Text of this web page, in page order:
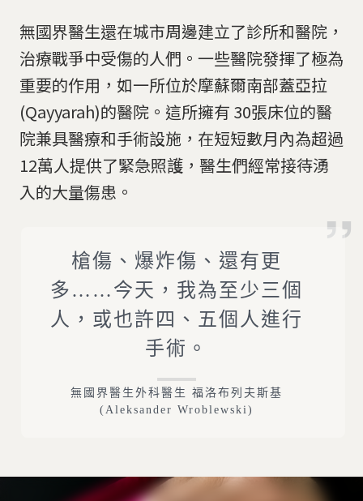
無國界醫生還在城市周邊建立了診所和醫院，
治療戰爭中受傷的人們。一些醫院發揮了極為
重要的作用，如一所位於摩蘇爾南部蓋亞拉
(Qayyarah)的醫院。這所擁有 30張床位的醫
院兼具醫療和手術設施，在短短數月內為超過
12萬人提供了緊急照護，醫生們經常接待湧
入的大量傷患。
槍傷、爆炸傷、還有更
多……今天，我為至少三個
人，或也許四、五個人進行
手術。
無國界醫生外科醫生 福洛布列夫斯基
(Aleksander Wroblewski)